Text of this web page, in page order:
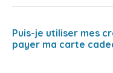
Puis-je utiliser mes
payer ma carte